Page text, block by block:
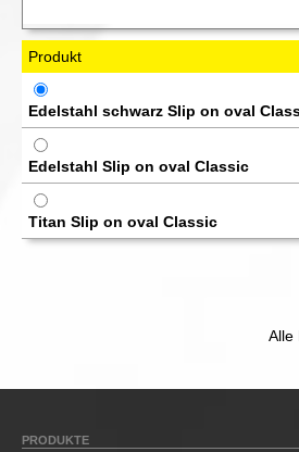
Produkt
Edelstahl schwarz Slip on oval
Edelstahl Slip on oval Classic
Titan Slip on oval Classic
Alle
PRODUKTE